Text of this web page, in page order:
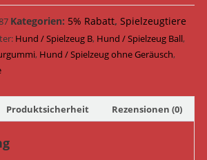
Kategorien: 5% Rabatt, Spielzeugtiere
Hund / Spielzeug B, Hund / Spielzeug Ball,
, Hund / Spielzeug ohne Geräusch,
Produktsicherheit Rezensionen (0)